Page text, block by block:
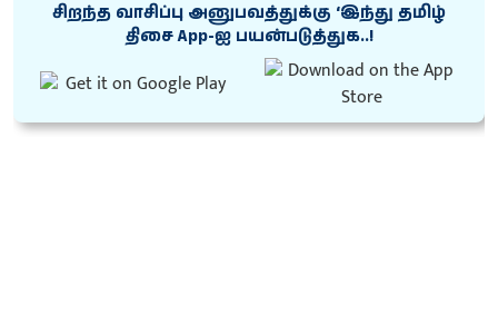
சிறந்த வாசிப்பு அனுபவத்துக்கு ‘இந்து தமிழ்
திசை App-ஐ பயன்படுத்துக..!